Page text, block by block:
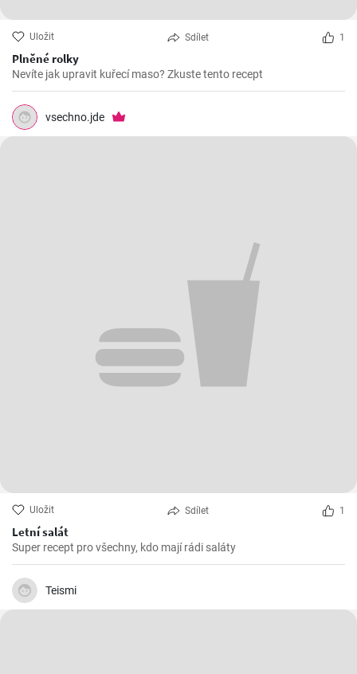
Uložit Sdílet 1
Plněné rolky
Nevíte jak upravit kuřecí maso? Zkuste tento recept
vsechno.jde
Uložit Sdílet 1
Letní salát
Super recept pro všechny, kdo mají rádi saláty
Teismi